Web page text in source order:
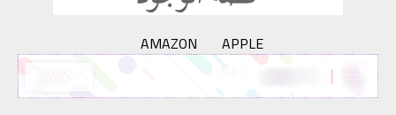
AMAZON APPLE